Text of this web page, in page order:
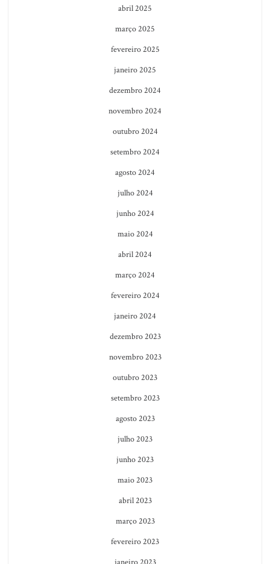
abril 2025
março 2025
fevereiro 2025
janeiro 2025
dezembro 2024
novembro 2024
outubro 2024
setembro 2024
agosto 2024
julho 2024
junho 2024
maio 2024
abril 2024
março 2024
fevereiro 2024
janeiro 2024
dezembro 2023
novembro 2023
outubro 2023
setembro 2023
agosto 2023
julho 2023
junho 2023
maio 2023
abril 2023
março 2023
fevereiro 2023